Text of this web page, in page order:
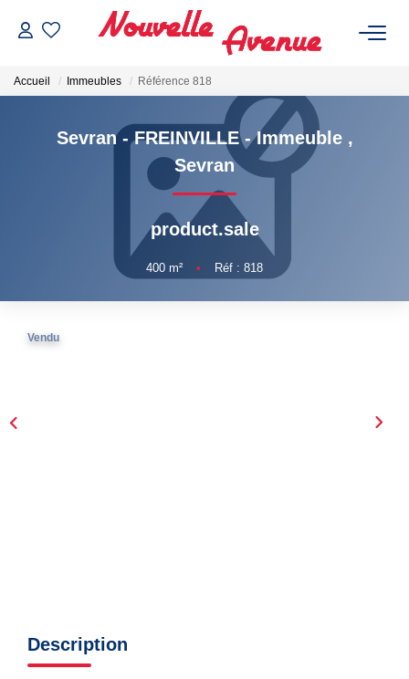
ACHETER
LOUER
Accueil Immeubles Référence 818
Sevran - FREINVILLE - Immeuble ,
Sevran
product.sale
400 m² • Réf : 818
Vendu
Description